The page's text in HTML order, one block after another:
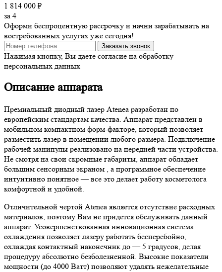
1 814 000 ₽
за 4
Оформи беспроцентную рассрочку и начни зарабатывать на
востребованных услугах уже сегодня!
Нажимая кнопку, Вы даете согласие на обработку
персональных данных
Описание аппарата
Премиальный диодный лазер Atenea разработан по
европейским стандартам качества. Аппарат представлен в
мобильном компактном форм-факторе, который позволяет
разместить лазер в помещении любого размера. Подключение
рабочей манипулы реализовано на передней части устройства.
Не смотря на свои скромные габариты, аппарат обладает
большим сенсорным экраном , а программное обеспечение
интуитивно понятное — все это делает работу косметолога
комфортной и удобной.
Отличительной чертой Atenea является отсутствие расходных
материалов, поэтому Вам не придется обслуживать данный
аппарат. Усовершенствованная инновационная система
охлаждения позволяет лазеру работать бесперебойно,
охлаждая контактный наконечник до — 5 градусов, делая
процедуру абсолютно безболезненной. Высокие показатели
мощности (до 4000 Ватт) позволяют удалять нежелательные